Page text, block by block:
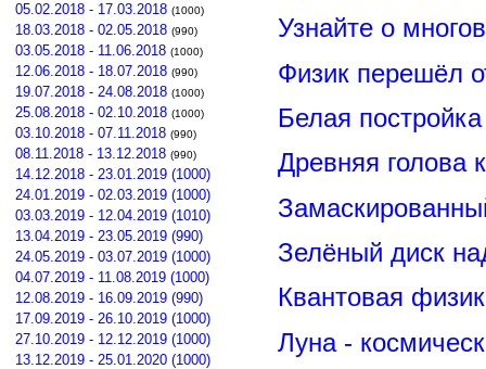
05.02.2018 - 17.03.2018 (1000)
18.03.2018 - 02.05.2018 (990)
03.05.2018 - 11.06.2018 (1000)
12.06.2018 - 18.07.2018 (990)
19.07.2018 - 24.08.2018 (1000)
25.08.2018 - 02.10.2018 (1000)
03.10.2018 - 07.11.2018 (990)
08.11.2018 - 13.12.2018 (990)
14.12.2018 - 23.01.2019 (1000)
24.01.2019 - 02.03.2019 (1000)
03.03.2019 - 12.04.2019 (1010)
13.04.2019 - 23.05.2019 (990)
24.05.2019 - 03.07.2019 (1000)
04.07.2019 - 11.08.2019 (1000)
12.08.2019 - 16.09.2019 (990)
17.09.2019 - 26.10.2019 (1000)
27.10.2019 - 12.12.2019 (1000)
13.12.2019 - 25.01.2020 (1000)
Узнайте о
Физик перешёл
Белая
Древняя голова
Зелёный диск
Квантовая
Луна -